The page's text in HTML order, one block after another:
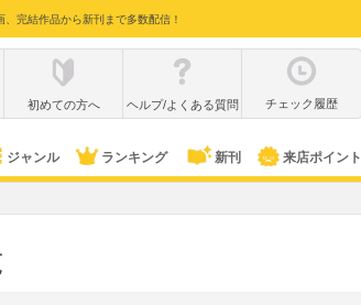
完結作品から新刊まで多数配信！
初めての方へ ヘルプ/よくある質問 チェック履歴
ジャンル ランキング 新刊 来店ポイント